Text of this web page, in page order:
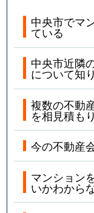
中央市でマ
ている
中央市近隣
について知
複数の不動
を相見積も
今の不動産
マンション
いかわから